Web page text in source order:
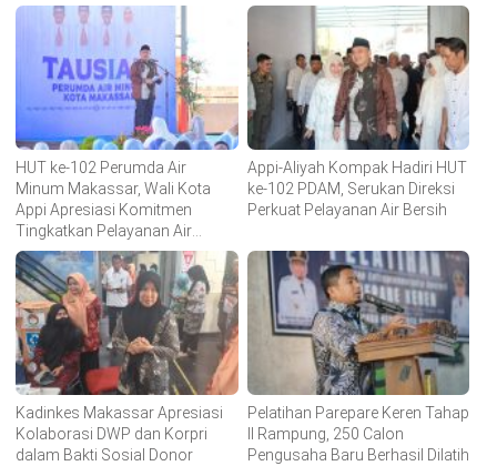
HUT ke-102 Perumda Air
Minum Makassar, Wali Kota
Appi Apresiasi Komitmen
Tingkatkan Pelayanan Air
Bersih
Appi-Aliyah Kompak Hadiri HUT
ke-102 PDAM, Serukan Direksi
Perkuat Pelayanan Air Bersih
Kadinkes Makassar Apresiasi
Kolaborasi DWP dan Korpri
dalam Bakti Sosial Donor
Pelatihan Parepare Keren Tahap
II Rampung, 250 Calon
Pengusaha Baru Berhasil Dilatih